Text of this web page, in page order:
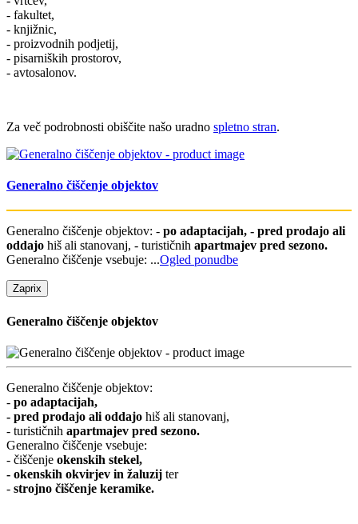
- fakultet,
- knjižnic,
- proizvodnih podjetij,
- pisarniških prostorov,
- avtosalonov.
Za več podrobnosti obiščite našo uradno spletno stran.
Generalno čiščenje objektov
Generalno čiščenje objektov: - po adaptacijah, - pred prodajo ali
oddajo hiš ali stanovanj, - turističnih apartmajev pred sezono.
Generalno čiščenje vsebuje: ...Ogled ponudbe
Zaprix
Generalno čiščenje objektov
Generalno čiščenje objektov:
- po adaptacijah,
- pred prodajo ali oddajo hiš ali stanovanj,
- turističnih apartmajev pred sezono.
Generalno čiščenje vsebuje:
- čiščenje okenskih stekel,
- okenskih okvirjev in žaluzij ter
- strojno čiščenje keramike.